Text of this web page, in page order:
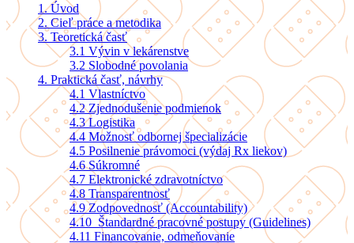
1. Úvod
2. Cieľ práce a metodika
3. Teoretická časť
3.1 Vývin v lekárenstve
3.2 Slobodné povolania
4. Praktická časť, návrhy
4.1 Vlastníctvo
4.2 Zjednodušenie podmienok
4.3 Logistika
4.4 Možnosť odbornej špecializácie
4.5 Posilnenie právomoci (výdaj Rx liekov)
4.6 Súkromné
4.7 Elektronické zdravotníctvo
4.8 Transparentnosť
4.9 Zodpovednosť (Accountability)
4.10 Štandardné pracovné postupy (Guidelines)
4.11 Financovanie, odmeňovanie